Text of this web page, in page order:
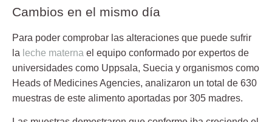
Cambios en el mismo día
Para poder comprobar las alteraciones que puede sufrir
la leche materna el equipo conformado por expertos de
universidades como Uppsala, Suecia y organismos como
Heads of Medicines Agencies, analizaron un total de 630
muestras de este alimento aportadas por 305 madres.